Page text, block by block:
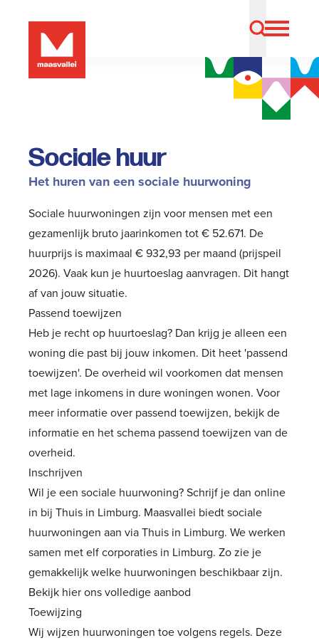
Sociale huur
Het huren van een sociale huurwoning
Sociale huurwoningen zijn voor mensen met een
gezamenlijk bruto jaarinkomen tot € 52.671. De
huurprijs is maximaal € 932,93 per maand (prijspeil
2026). Vaak kun je huurtoeslag aanvragen. Dit hangt
af van jouw situatie.
Passend toewijzen
Heb je recht op huurtoeslag? Dan krijg je alleen een
woning die past bij jouw inkomen. Dit heet 'passend
toewijzen'. De overheid wil voorkomen dat mensen
met lage inkomens in dure woningen wonen. Voor
meer informatie over passend toewijzen, bekijk de
informatie en het schema passend toewijzen van de
overheid.
Inschrijven
Wil je een sociale huurwoning? Schrijf je dan online
in bij Thuis in Limburg. Maasvallei biedt sociale
huurwoningen aan viaThuis in Limburg. We werken
samen met elf corporaties in Limburg. Zo zie je
gemakkelijk welke huurwoningen beschikbaar zijn.
Bekijk hier ons volledige aanbod
Toewijzing
Wij wijzen huurwoningen toe volgens regels. Deze